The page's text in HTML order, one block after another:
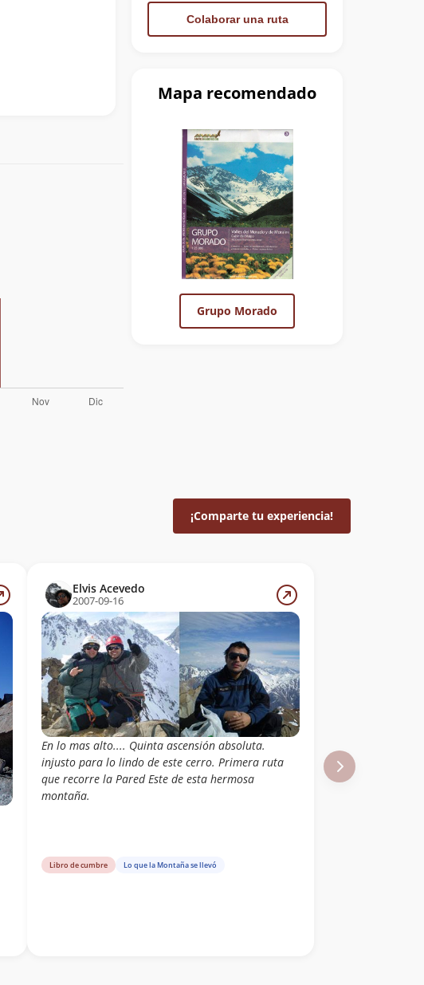
Colaborar una ruta
Mapa recomendado
Grupo Morado
¡Comparte tu experiencia!
Elvis Acevedo
2007-09-16
En lo mas alto.... Quinta ascensión absoluta.
injusto para lo lindo de este cerro. Primera ruta
que recorre la Pared Este de esta hermosa
montaña.
Libro de cumbre Lo que la Montaña se llevó